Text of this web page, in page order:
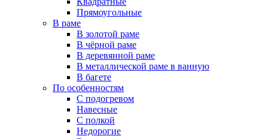
Прямоугольные
В раме
В золотой раме
В чёрной раме
В деревянной раме
В металлической раме в ванную
В багете
По особенностям
С подогревом
Навесные
С полкой
Недорогие